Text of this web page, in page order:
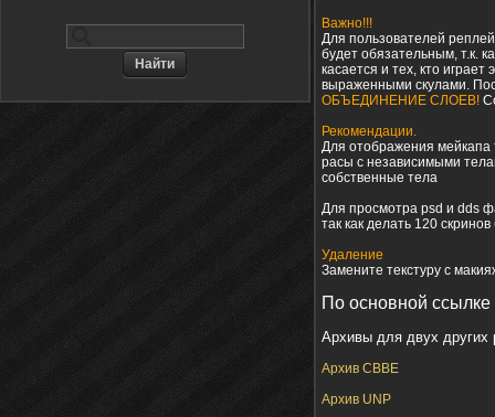
Важно!!!
Для пользователей
будет обязательным, т.к.
касается и тех, кто
выраженными скулами.
ОБЪЕДИНЕНИЕ СЛОЕВ!
Рекомендации.
Для отображения мейкапа
расы с независимыми
собственные тела
Для просмотра psd и dds
так как делать 120
Удаление
Замените текстуру с
По основной ссылке
Архивы для двух других
Архив СВВЕ
Архив UNP